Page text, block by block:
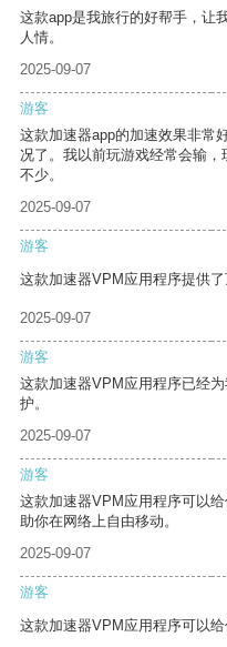
这款app是我旅行的好帮手，让
人情。
2025-09-07
游客
这款加速器app的加速效果非常
况了。我以前玩游戏经常会输
不少。
2025-09-07
游客
这款加速器VPM应用程序提供了
2025-09-07
游客
这款加速器VPM应用程序已经
护。
2025-09-07
游客
这款加速器VPM应用程序可以
助你在网络上自由移动。
2025-09-07
游客
这款加速器VPM应用程序可以